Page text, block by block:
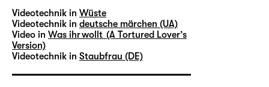
Videotechnik in Wüste
Videotechnik in deutsche märchen (UA)
Video in Was ihr wollt (A Tortured Lover’s
Version)
Videotechnik in Staubfrau (DE)